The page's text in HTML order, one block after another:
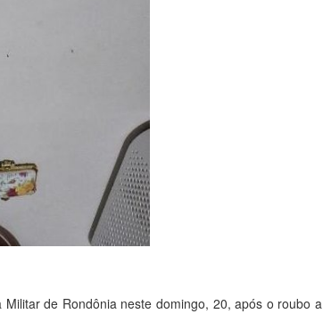
de Rondônia neste domingo, 20, após o roubo a